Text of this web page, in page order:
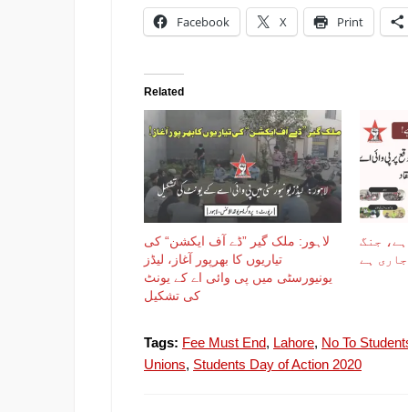
Facebook X Print
Related
لاہور: ملک گیر ”ڈے آف ایکشن“ کی
تیاریوں کا بھرپور آغاز، لیڈز
یونیورسٹی میں پی وائی اے کے یونٹ
کی تشکیل
جنگ
Tags: Fee Must End, Lahore, No To
Unions, Students Day of Action 2020